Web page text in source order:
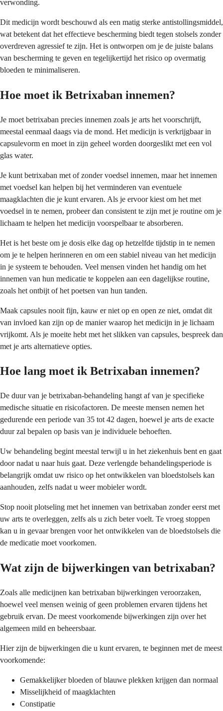
verwonding.
Dit medicijn wordt beschouwd als een matig sterke antistollingsmiddel,
wat betekent dat het effectieve bescherming biedt tegen stolsels zonder
overdreven agressief te zijn. Het is ontworpen om je de juiste balans
van bescherming te geven en tegelijkertijd het risico op overmatig
bloeden te minimaliseren.
Hoe moet ik Betrixaban innemen?
Je moet betrixaban precies innemen zoals je arts het voorschrijft,
meestal eenmaal daags via de mond. Het medicijn is verkrijgbaar in
capsulevorm en moet in zijn geheel worden doorgeslikt met een vol
glas water.
Je kunt betrixaban met of zonder voedsel innemen, maar het innemen
met voedsel kan helpen bij het verminderen van eventuele
maagklachten die je kunt ervaren. Als je ervoor kiest om het met
voedsel in te nemen, probeer dan consistent te zijn met je routine om je
lichaam te helpen het medicijn voorspelbaar te absorberen.
Het is het beste om je dosis elke dag op hetzelfde tijdstip in te nemen
om je te helpen herinneren en om een stabiel niveau van het medicijn
in je systeem te behouden. Veel mensen vinden het handig om het
innemen van hun medicatie te koppelen aan een dagelijkse routine,
zoals het ontbijt of het poetsen van hun tanden.
Maak capsules nooit fijn, kauw er niet op en open ze niet, omdat dit
van invloed kan zijn op de manier waarop het medicijn in je lichaam
vrijkomt. Als je moeite hebt met het slikken van capsules, bespreek dan
met je arts alternatieve opties.
Hoe lang moet ik Betrixaban innemen?
De duur van je betrixaban-behandeling hangt af van je specifieke
medische situatie en risicofactoren. De meeste mensen nemen het
gedurende een periode van 35 tot 42 dagen, hoewel je arts de exacte
duur zal bepalen op basis van je individuele behoeften.
Uw behandeling begint meestal terwijl u in het ziekenhuis bent en gaat
door nadat u naar huis gaat. Deze verlengde behandelingsperiode is
belangrijk omdat uw risico op het ontwikkelen van bloedstolsels kan
aanhouden, zelfs nadat u weer mobieler wordt.
Stop nooit plotseling met het innemen van betrixaban zonder eerst met
uw arts te overleggen, zelfs als u zich beter voelt. Te vroeg stoppen
kan u in gevaar brengen voor het ontwikkelen van de bloedstolsels die
de medicatie moet voorkomen.
Wat zijn de bijwerkingen van betrixaban?
Zoals alle medicijnen kan betrixaban bijwerkingen veroorzaken,
hoewel veel mensen weinig of geen problemen ervaren tijdens het
gebruik ervan. De meest voorkomende bijwerkingen zijn over het
algemeen mild en beheersbaar.
Hier zijn de bijwerkingen die u kunt ervaren, te beginnen met de meest
voorkomende:
Gemakkelijker bloeden of blauwe plekken krijgen dan normaal
Misselijkheid of maagklachten
Constipatie